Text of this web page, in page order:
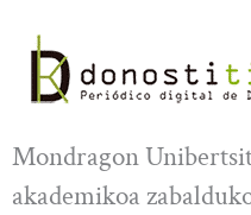
contenido
Mondragon
akademikoa